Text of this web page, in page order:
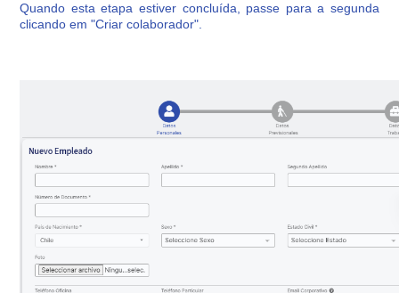
Quando esta etapa estiver concluída, passe para a segunda
clicando em "Criar colaborador".